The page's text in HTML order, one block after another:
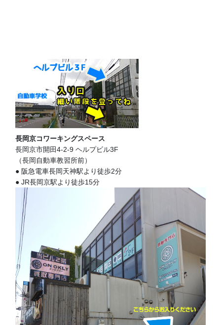
長岡京コワーキングスペース
長岡京市開田4-2-9 ヘルプビル3F
（長岡自動車教習所前）
● 阪急電車長岡天神駅より徒歩2分
● JR長岡京駅より徒歩15分